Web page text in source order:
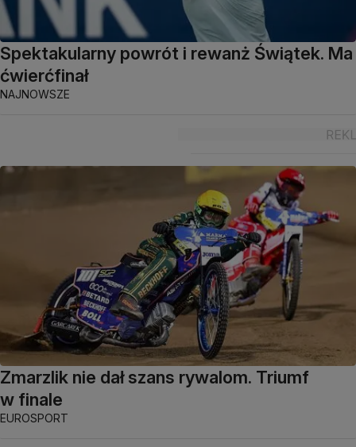
Spektakularny powrót i rewanż Świątek. Ma
ćwierćfinał
NAJNOWSZE
Zmarzlik nie dał szans rywalom. Triumf
w finale
EUROSPORT